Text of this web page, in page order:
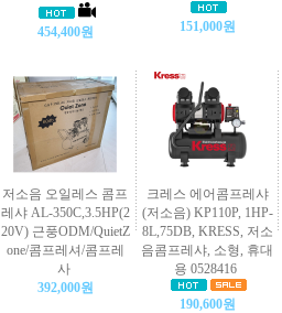
454,400원 151,000원
저소음 오일레스 콤프
레샤 AL-350C,3.5HP(2
20V) 근풍ODM/QuietZ
one/콤프레셔/콤프레
사
392,000원
크레스 에어콤프레샤
(저소음) KP110P, 1HP-
8L,75DB, KRESS, 저소
음콤프레샤, 소형, 휴대
용 0528416
190,600원